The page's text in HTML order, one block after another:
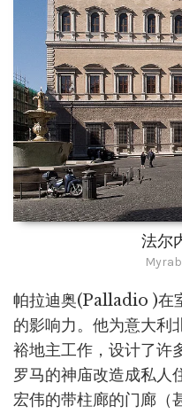
法尔
帕拉迪奥(Palladio )在
的影响力。他为意大利
裕地主工作，设计了许
罗马的神庙改造成私人
宏伟的带柱廊的门廊（